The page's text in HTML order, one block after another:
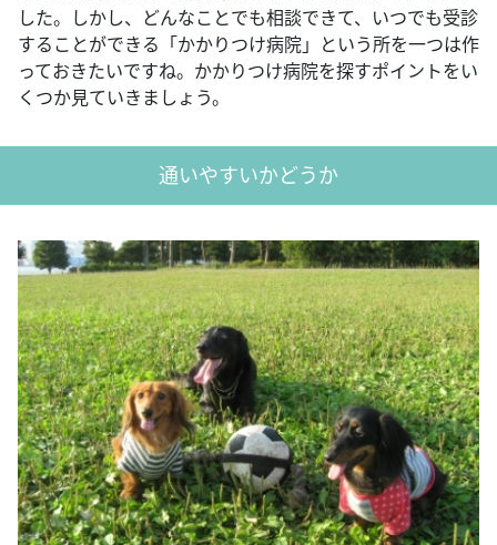
した。しかし、どんなことでも相談できて、いつでも受診
することができる「かかりつけ病院」という所を一つは作
っておきたいですね。かかりつけ病院を探すポイントをい
くつか見ていきましょう。
通いやすいかどうか